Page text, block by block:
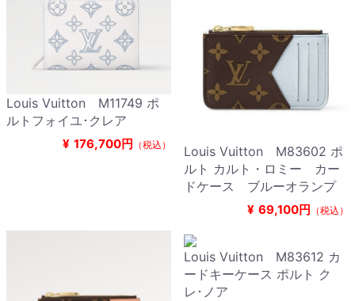
Louis Vuitton M11749 ポ
ルトフォイユ･クレア
¥ 176,700円 （税込）
Louis Vuitton M83602 ポ
ルト カルト・ロミー カー
ドケース ブルーオランプ
¥ 69,100円 （税込）
Louis Vuitton M83612 カ
ードキーケース ポルト ク
レ･ノア